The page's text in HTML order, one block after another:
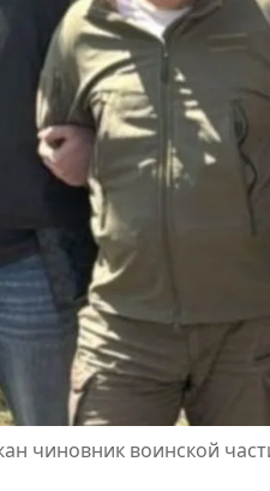
чиновник воинской